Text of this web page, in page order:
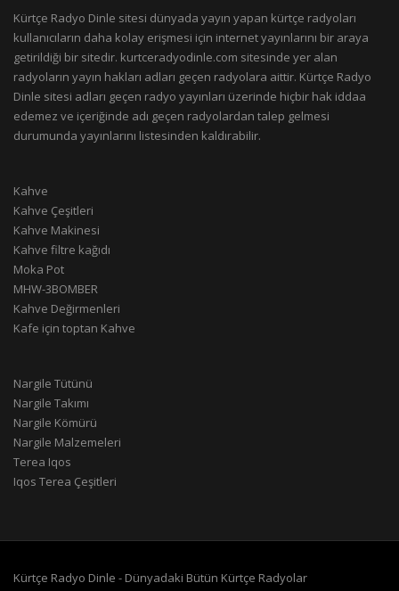
Kürtçe Radyo Dinle sitesi dünyada yayın yapan kürtçe radyoları
kullanıcıların daha kolay erişmesi için internet yayınlarını bir araya
getirildiği bir sitedir. kurtceradyodinle.com sitesinde yer alan
radyoların yayın hakları adları geçen radyolara aittir. Kürtçe Radyo
Dinle sitesi adları geçen radyo yayınları üzerinde hiçbir hak iddaa
edemez ve içeriğinde adı geçen radyolardan talep gelmesi
durumunda yayınlarını listesinden kaldırabilir.
Kahve
Kahve Çeşitleri
Kahve Makinesi
Kahve filtre kağıdı
Moka Pot
MHW-3BOMBER
Kahve Değirmenleri
Kafe için toptan Kahve
Nargile Tütünü
Nargile Takımı
Nargile Kömürü
Nargile Malzemeleri
Terea Iqos
Iqos Terea Çeşitleri
Kürtçe Radyo Dinle - Dünyadaki Bütün Kürtçe Radyolar